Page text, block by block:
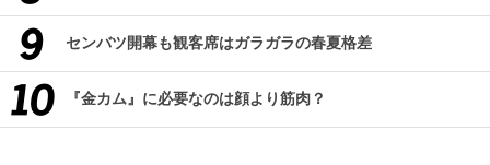
センバツ開幕も観客席はガラガラの春夏格差
『金カム』に必要なのは顔より筋肉？